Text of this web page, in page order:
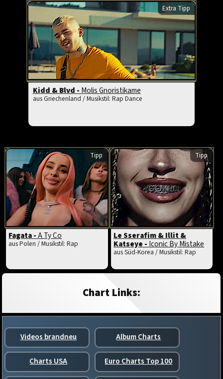
Extra Tipp
Kidd & Blvd - Molis Gnoristikame
aus Griechenland / Musikstil: Rap Dance
Tipp
Fagata -A Ty Co
aus Polen / Musikstil: Rap
Tipp
Le Sserafim & Illit &
Katseye - Iconic By Mistake
aus Süd-Korea / Musikstil: Rap
Chart Links:
Videos brandneu Album Charts
Charts USA Euro Charts Top 100